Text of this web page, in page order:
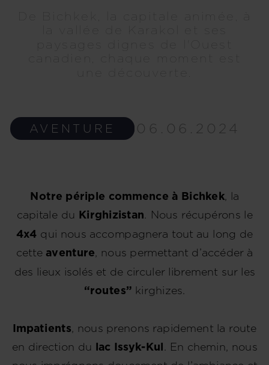
AVENTURE 06.06.2024
Notre périple commence à Bichkek, la
capitale du Kirghizistan. Nous récupérons le
4x4 qui nous accompagnera tout au long de
cette aventure, nous permettant d’accéder à
des lieux isolés et de circuler librement sur les
“routes” kirghizes.
Impatients , nous prenons rapidement la route
en direction du lac Issyk-Kul. En chemin, nous